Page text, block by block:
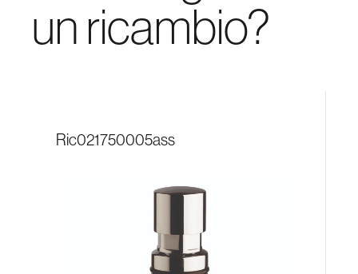
un ricambio?
ric021750005ass